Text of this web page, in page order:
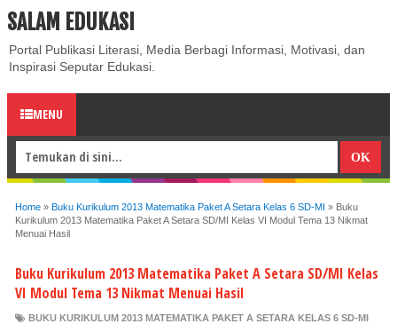
ABOUT CONTACT US
SALAM EDUKASI
Portal Publikasi Literasi, Media Berbagi Informasi, Motivasi, dan
Inspirasi Seputar Edukasi.
MENU
Home » Buku Kurikulum 2013 Matematika Paket A Setara Kelas 6 SD-MI » Buku
Kurikulum 2013 Matematika Paket A Setara SD/MI Kelas VI Modul Tema 13 Nikmat
Menuai Hasil
Buku Kurikulum 2013 Matematika Paket A Setara SD/MI Kelas
VI Modul Tema 13 Nikmat Menuai Hasil
BUKU KURIKULUM 2013 MATEMATIKA PAKET A SETARA KELAS 6 SD-MI